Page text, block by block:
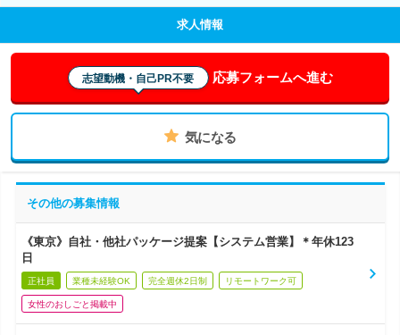
求人情報
志望動機・自己PR不要 応募フォームへ進む
気になる
その他の募集情報
《東京》自社・他社パッケージ提案【システム営業】＊年休123
日
正社員 業種未経験OK 完全週休2日制 リモートワーク可
女性のおしごと掲載中